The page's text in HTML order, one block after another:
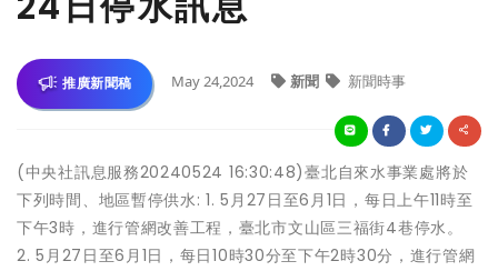
推廣新聞稿 May 24,2024 新聞 新聞時事
(中央社訊息服務20240524 16:30:48)臺北自來水事業處將於
下列時間、地區暫停供水: 1. 5月27日至6月1日，每日上午11時至
下午3時，進行管網改善工程，臺北市文山區三福街4巷停水。
2. 5月27日至6月1日，每日10時30分至下午2時30分，進行管網